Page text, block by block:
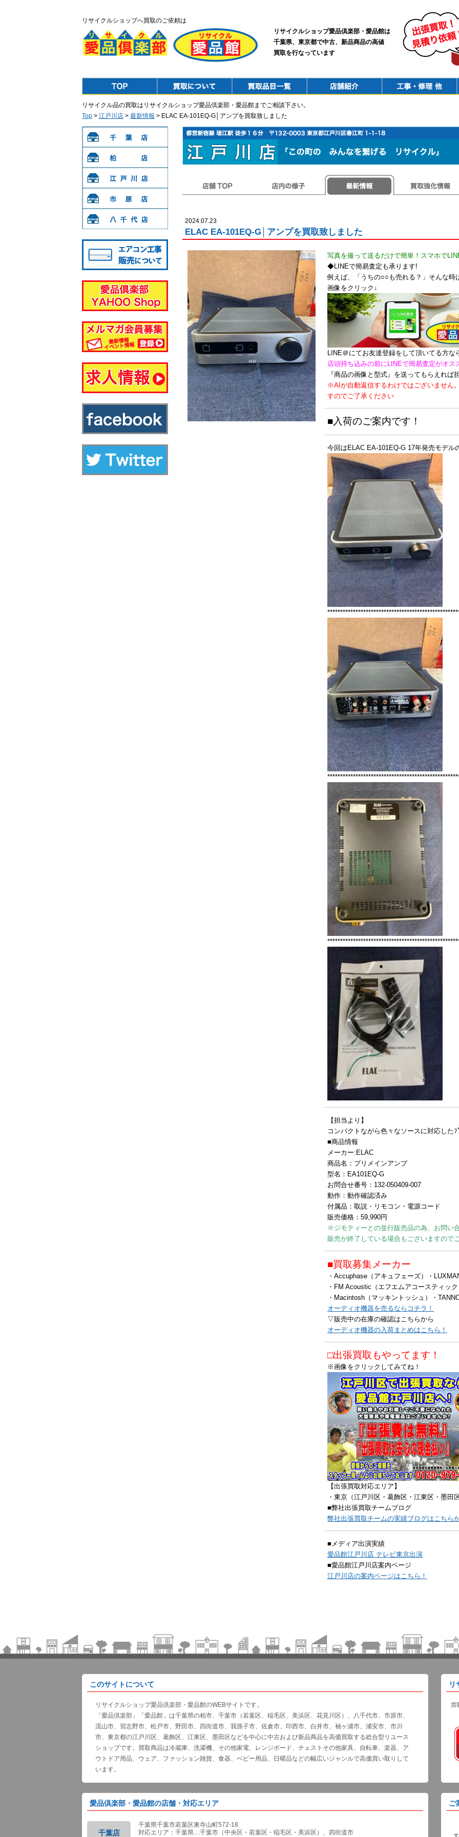
リサイクルショップへ買取のご依頼は
リサイクルショップ愛品倶楽部・愛品館は
千葉県、東京都で中古、新品商品の高値
買取を行なっています
リサイクル品の買取はリサイクルショップ愛品倶楽部・愛品館までご相談下さい。
Top > 江戸川店 > 最新情報 > ELAC EA-101EQ-G│アンプを買取致しました
2024.07.23
ELAC EA-101EQ-G│アンプを買取致しました
写真を撮って送るだけで簡単！スマホで
◆LINEで簡易査定も承ります!
例えば、「うちの○○も売れる？」そんな時
画像をクリック↓
LINE＠にてお友達登録をして頂いてる方な
店頭持ち込みの前にLINEで簡易査定がオス
『商品の画像と型式』を送ってもらえれば
※AIが自動返信するわけではございません
すのでご了承ください
■入荷のご案内です！
今回はELAC EA-101EQ-G 17年発売モデル
【担当より】
コンパクトながら色々なソースに対応したﾌ
■商品情報
メーカー:ELAC
商品名：プリメインアンプ
型名：EA101EQ-G
お問合せ番号：132-050409-007
動作：動作確認済み
付属品：取説・リモコン・電源コード
販売価格：59,990円
※ジモティーとの並行販売品の為、お問い
販売が終了している場合もございますので
■買取募集メーカー
・Accuphase（アキュフェーズ）・
・FM Acoustic（エフエムアコースティック
・Macintosh（マッキントッシュ）・
オーディオ機器を売るならコチラ！
▽販売中の在庫の確認はこちらから
オーディオ機器の入荷まとめはこちら！
□出張買取もやってます！
※画像をクリックしてみてね！
【出張買取対応エリア】
・東京（江戸川区・葛飾区・江東区・墨田
■弊社出張買取チームブログ
弊社出張買取チームの実績ブログはこちら
■メディア出演実績
愛品館江戸川店 テレビ東京出演
■愛品館江戸川店案内ページ
江戸川店の案内ページはこちら！
このサイトについて
リサイクルショップ愛品倶楽部・愛品館のWEBサイトです。
「愛品倶楽部」「愛品館」は千葉県の柏市、千葉市（若葉区、稲毛区、美浜区、花見川区）、八千代市、市原市、
流山市、習志野市、松戸市、野田市、四街道市、我孫子市、佐倉市、印西市、白井市、袖ヶ浦市、浦安市、市川
市、東京都の江戸川区、葛飾区、江東区、墨田区などを中心に中古および新品商品を高価買取する総合型リユース
ショップです。買取商品は冷蔵庫、洗濯機、その他家電、レンジボード、チェストその他家具、自転車、楽器、ア
ウトドア用品、ウェア、ファッション雑貨、食器、ベビー用品、日曜品などの幅広いジャンルで高価買い取りして
います。
リ
買
愛品倶楽部・愛品館の店舗・対応エリア
千葉店
千葉県千葉市若葉区東寺山町572-18
対応エリア：千葉県…千葉市（中央区・若葉区・稲毛区・美浜区）、四街道市
ご